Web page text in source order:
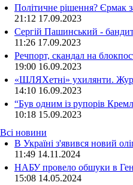
Політичне рішення? Єрмак
21:12 17.09.2023
Сергій Пашинський -
11:26 17.09.2023
Речпорт, скандал на
19:00 16.09.2023
«ШЛЯХетні» ухилянти.
14:10 16.09.2023
“Був одним із рупорів
10:18 15.09.2023
Всі новини
В Україні з'явився новий
11:49 14.11.2024
НАБУ провело обшуки в
15:08 14.05.2024